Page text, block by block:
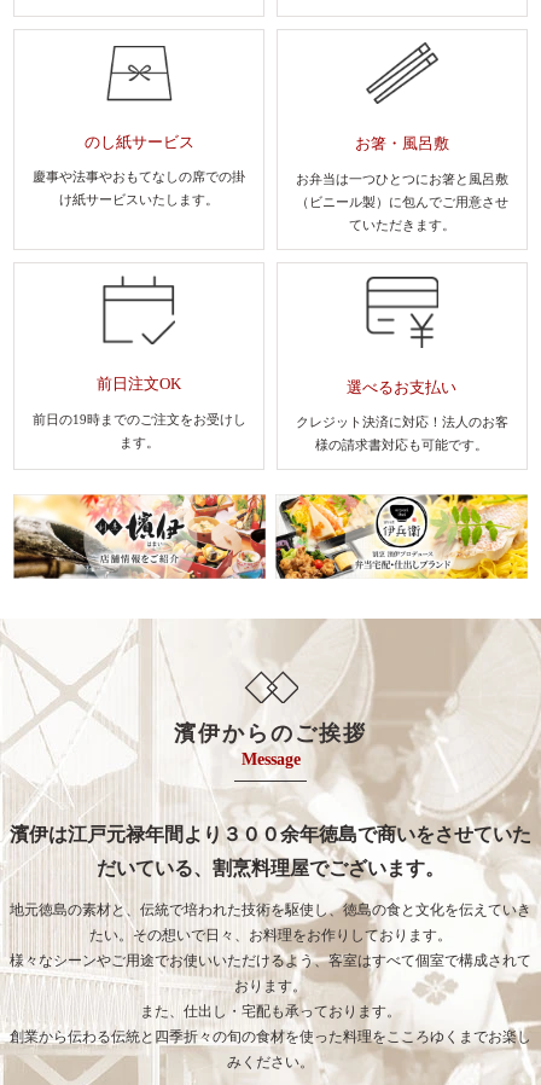
のし紙サービス
慶事や法事やおもてなしの席での掛
け紙サービスいたします。
お箸・風呂敷
お弁当は一つひとつにお箸と風呂敷
（ビニール製）に包んでご用意させ
ていただきます。
前日注文OK
前日の19時までのご注文をお受けし
ます。
選べるお支払い
クレジット決済に対応！法人のお客
様の請求書対応も可能です。
濱伊からのご挨拶
Message
濱伊は江戸元禄年間より３００余年徳島で商いをさせていた
だいている、割烹料理屋でございます。
地元徳島の素材と、伝統で培われた技術を駆使し、徳島の食と文化を伝えていき
たい。その想いで日々、お料理をお作りしております。
様々なシーンやご用途でお使いいただけるよう、客室はすべて個室で構成されて
おります。
また、仕出し・宅配も承っております。
創業から伝わる伝統と四季折々の旬の食材を使った料理をこころゆくまでお楽し
みください。